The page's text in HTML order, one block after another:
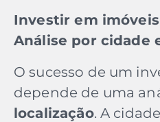
Investir em
Análise por cidade
O sucesso de um
depende de uma
localização. A